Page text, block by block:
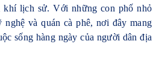
khí lịch sử. Với những con phố nhỏ
nghệ và quán cà phê, nơi đây mang
sống hàng ngày của người dân địa